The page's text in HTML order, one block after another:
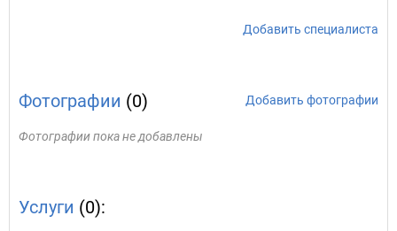
Добавить специалиста
Фотографии (0) Добавить фотографии
Фотографии пока не добавлены
Услуги (0):